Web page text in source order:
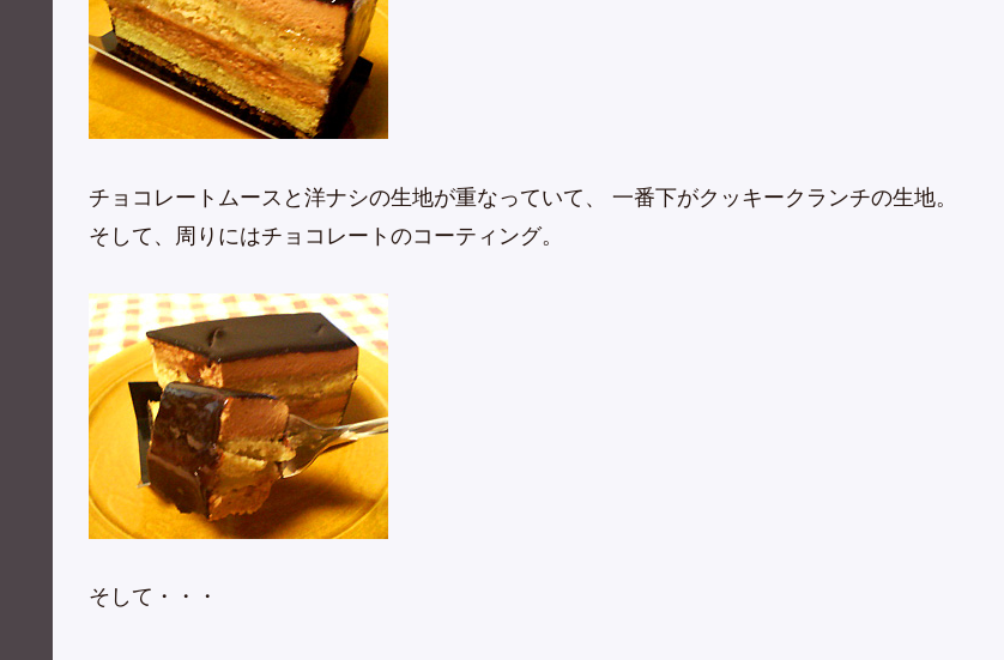
チョコレートムースと洋ナシの生地が重なっていて、 一番下がクッキークランチの生地。
そして、周りにはチョコレートのコーティング。
そして・・・